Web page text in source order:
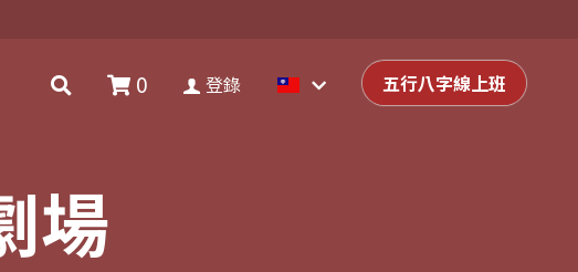
場
0 登錄 五行八字線上班
場
0 登錄 五行八字線上班